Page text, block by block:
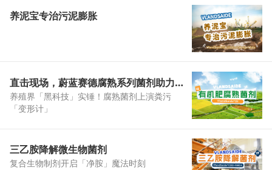
养泥宝专治污泥膨胀
直击现场，蔚蓝赛德腐熟系列菌剂助力养殖新变革
养殖界「黑科技」实锤！腐熟菌剂上演粪污
「变形计」
三乙胺降解微生物菌剂
复合生物制剂开启「净胺」魔法时刻